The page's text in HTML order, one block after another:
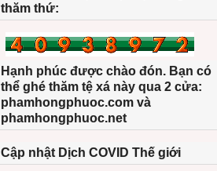
thăm thứ:
Hạnh phúc được chào đón. Bạn có
thể ghé thăm tệ xá này qua 2 cửa:
phamhongphuoc.com và
phamhongphuoc.net
Cập nhật Dịch COVID Thế giới